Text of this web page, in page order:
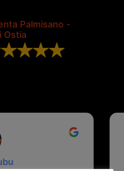
Palmisano -
Ostia